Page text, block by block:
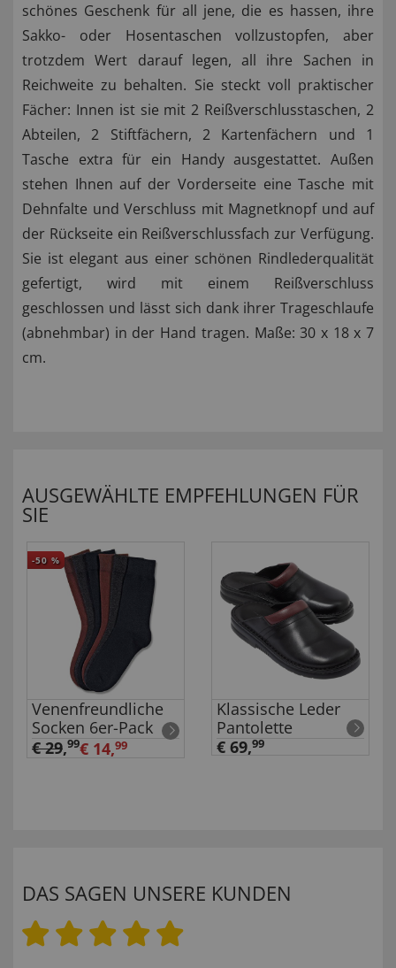
schönes Geschenk für all jene, die es hassen, ihre
Sakko- oder Hosentaschen vollzustopfen, aber
trotzdem Wert darauf legen, all ihre Sachen in
Reichweite zu behalten. Sie steckt voll praktischer
Fächer: Innen ist sie mit 2 Reißverschlusstaschen, 2
Abteilen, 2 Stiftfächern, 2 Kartenfächern und 1
Tasche extra für ein Handy ausgestattet. Außen
stehen Ihnen auf der Vorderseite eine Tasche mit
Dehnfalte und Verschluss mit Magnetknopf und auf
der Rückseite ein Reißverschlussfach zur Verfügung.
Sie ist elegant aus einer schönen Rindlederqualität
gefertigt, wird mit einem Reißverschluss
geschlossen und lässt sich dank ihrer Trageschlaufe
(abnehmbar) in der Hand tragen. Maße: 30 x 18 x 7
cm.
AUSGEWÄHLTE EMPFEHLUNGEN FÜR
SIE
-50 %
Venenfreundliche
Socken 6er-Pack
€ 29,99€ 14,99
Klassische Leder
Pantolette
€ 69,99
DAS SAGEN UNSERE KUNDEN